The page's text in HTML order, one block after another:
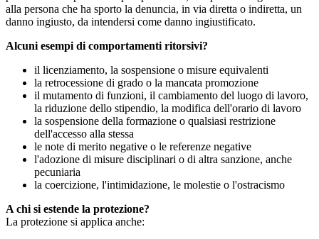
alla persona che ha sporto la denuncia, in via diretta o indiretta, un
danno ingiusto, da intendersi come danno ingiustificato.
Alcuni esempi di comportamenti ritorsivi?
il licenziamento, la sospensione o misure equivalenti
la retrocessione di grado o la mancata promozione
il mutamento di funzioni, il cambiamento del luogo di lavoro,
la riduzione dello stipendio, la modifica dell'orario di lavoro
la sospensione della formazione o qualsiasi restrizione
dell'accesso alla stessa
le note di merito negative o le referenze negative
l'adozione di misure disciplinari o di altra sanzione, anche
pecuniaria
la coercizione, l'intimidazione, le molestie o l'ostracismo
A chi si estende la protezione?
La protezione si applica anche: